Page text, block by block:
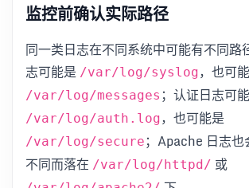
监控前确认实际路径
同一类日志在不同系统中可能有不同路
志可能是 /var/log/syslog，也可
/var/log/messages ；认证日志可
/var/log/auth.log，也可能是
/var/log/secure ；Apache 日志
不同而落在 /var/log/httpd/ 或